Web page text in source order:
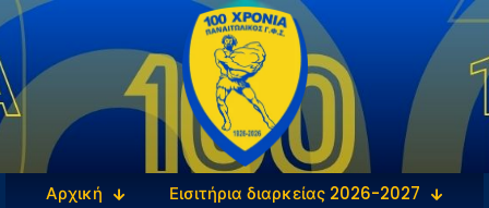
Αρχική
Εισιτήρια διαρκείας 2026-2027